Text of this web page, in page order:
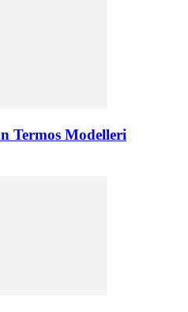
Termos Modelleri